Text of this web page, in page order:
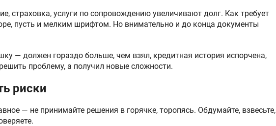
страховка, услуги по сопровождению увеличивают долг. Как требует
пусть и мелким шрифтом. Но внимательно и до конца документы
— должен гораздо больше, чем взял, кредитная история испорчена,
проблему, а получил новые сложности.
риски
— не принимайте решения в горячке, торопясь. Обдумайте, взвесьте,